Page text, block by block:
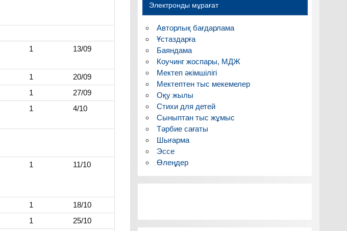
1 13/09
1
20/09
1
27/09
1 4/10
1 11/10
1
18/10
1
25/10
Электронды мұрағат
Авторлық бағдарлама
Ұстаздарға
Баяндама
Коучинг жоспары, МДЖ
Мектеп әкімшілігі
Мектептен тыс мекемелер
Оқу жылы
Стихи для детей
Сыныптан тыс жұмыс
Тәрбие сағаты
Шығарма
Эссе
Өлеңдер